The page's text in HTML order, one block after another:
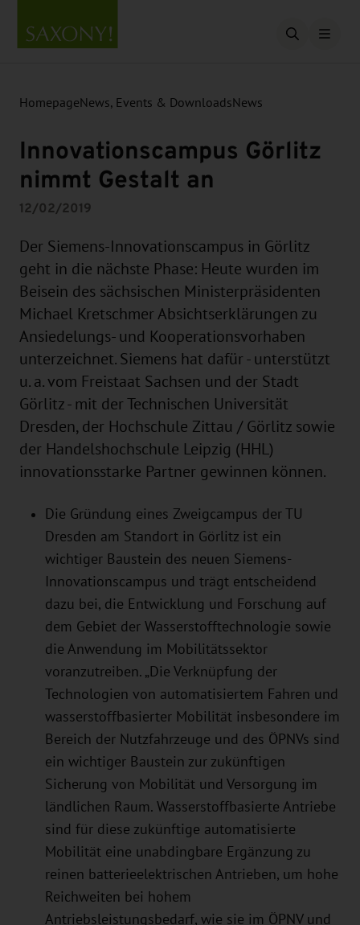
Open
HomepageNews, Events & DownloadsNews
Innovationscampus Görlitz
nimmt Gestalt an
12/02/2019
Der Siemens-Innovationscampus in Görlitz
geht in die nächste Phase: Heute wurden im
Beisein des sächsischen Ministerpräsidenten
Michael Kretschmer Absichtserklärungen zu
Ansiedelungs- und Kooperationsvorhaben
unterzeichnet. Siemens hat dafür - unterstützt
u. a. vom Freistaat Sachsen und der Stadt
Görlitz - mit der Technischen Universität
Dresden, der Hochschule Zittau / Görlitz sowie
der Handelshochschule Leipzig (HHL)
innovationsstarke Partner gewinnen können.
Die Gründung eines Zweigcampus der TU
Dresden am Standort in Görlitz ist ein
wichtiger Baustein des neuen Siemens-
Innovationscampus und trägt entscheidend
dazu bei, die Entwicklung und Forschung auf
dem Gebiet der Wasserstofftechnologie sowie
die Anwendung im Mobilitätssektor
voranzutreiben. „Die Verknüpfung der
Technologien von automatisiertem Fahren und
wasserstoffbasierter Mobilität insbesondere im
Bereich der Nutzfahrzeuge und des ÖPNVs sind
ein wichtiger Baustein zur zukünftigen
Sicherung von Mobilität und Versorgung im
ländlichen Raum. Wasserstoffbasierte Antriebe
sind für diese zukünftige automatisierte
Mobilität eine unabdingbare Ergänzung zu
reinen batterieelektrischen Antrieben, um hohe
Reichweiten bei hohem
Antriebsleistungsbedarf, wie sie im ÖPNV und